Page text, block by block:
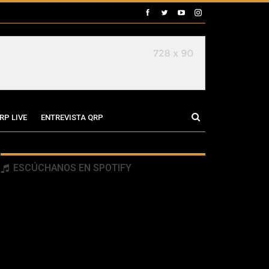
LIVE ENTREVISTA QRP
ESCÚCHANOS EN SPOTIFY